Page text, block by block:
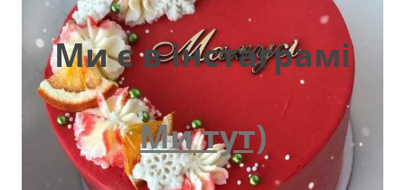
Ми є в інстаграмі
Ми тут)